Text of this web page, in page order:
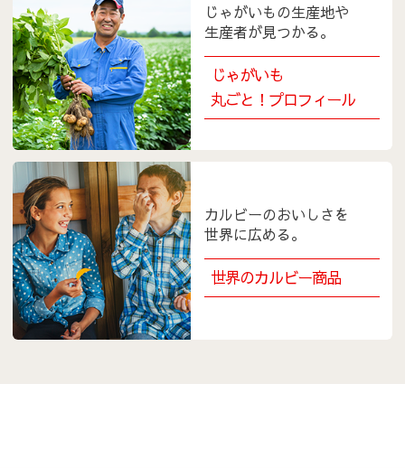
じゃがいもの生産地や
生産者が見つかる。
じゃがいも
丸ごと！プロフィール
カルビーのおいしさを
世界に広める。
世界のカルビー商品